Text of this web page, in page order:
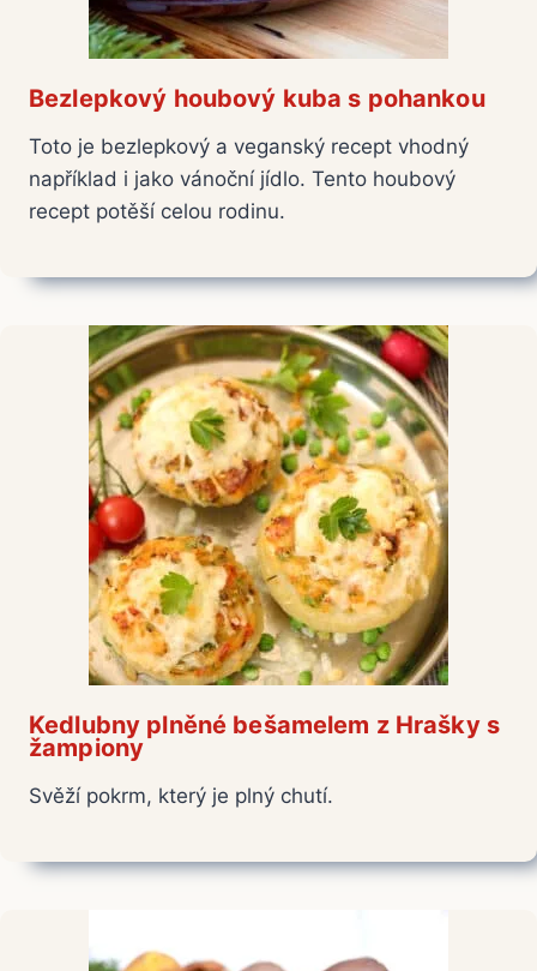
Bezlepkový houbový kuba s pohankou
Toto je bezlepkový a veganský recept vhodný
například i jako vánoční jídlo. Tento houbový
recept potěší celou rodinu.
Kedlubny plněné bešamelem z Hrašky s
žampiony
Svěží pokrm, který je plný chutí.